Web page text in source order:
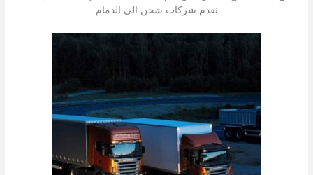
نقدم شركات شحن الى الدمام